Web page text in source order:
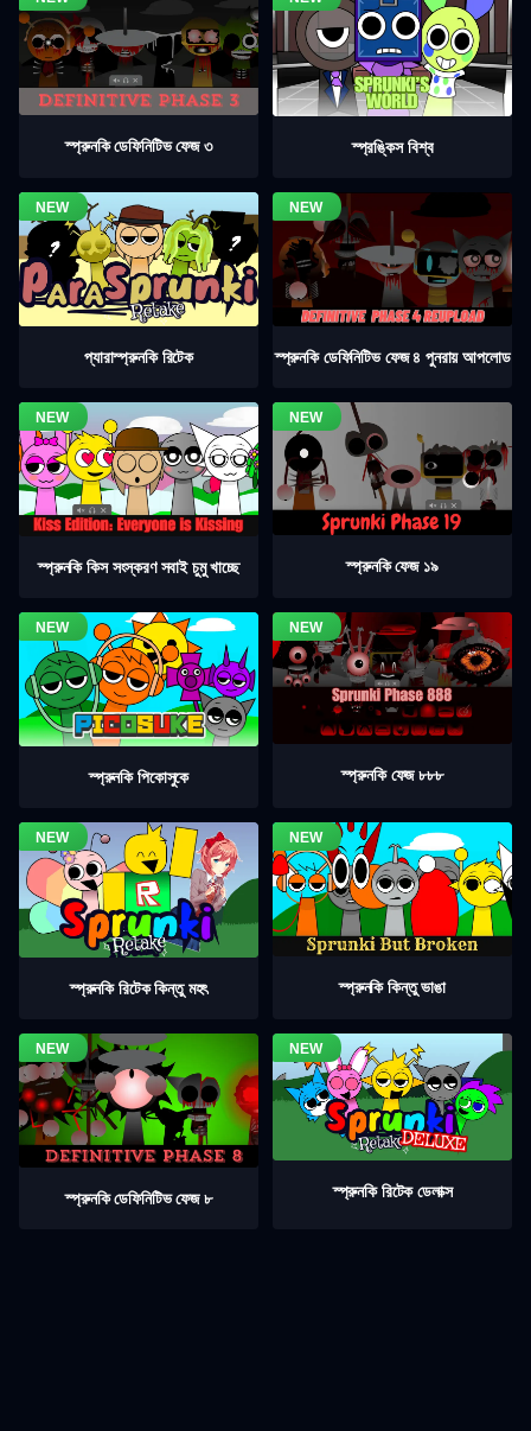
স্প্রুনকি ডেফিনিটিভ ফেজ ৩ স্প্রঙ্কিস বিশ্ব
প্যারাস্প্রুনকি রিটেক স্প্রুনকি ডেফিনিটিভ ফেজ ৪ পুনরায় আপলোড
স্প্রুনকি কিস সংস্করণ সবাই চুমু খাচ্ছে স্প্রুনকি ফেজ ১৯
স্প্রুনকি পিকোসুকে স্প্রুনকি ফেজ ৮৮৮
স্প্রুনকি রিটেক কিন্তু মহৎ স্প্রুনকি কিন্তু ভাঙা
স্প্রুনকি ডেফিনিটিভ ফেজ ৮ স্প্রুনকি রিটেক ডেলাক্স